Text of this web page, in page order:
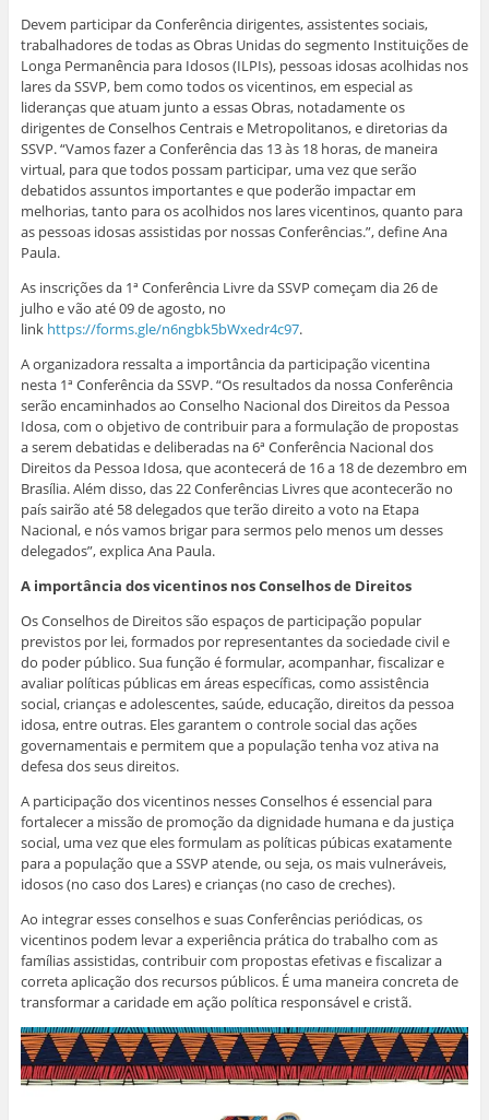
Devem participar da Conferência dirigentes, assistentes sociais,
trabalhadores de todas as Obras Unidas do segmento Instituições de
Longa Permanência para Idosos (ILPIs), pessoas idosas acolhidas nos
lares da SSVP, bem como todos os vicentinos, em especial as
lideranças que atuam junto a essas Obras, notadamente os
dirigentes de Conselhos Centrais e Metropolitanos, e diretorias da
SSVP. “Vamos fazer a Conferência das 13 às 18 horas, de maneira
virtual, para que todos possam participar, uma vez que serão
debatidos assuntos importantes e que poderão impactar em
melhorias, tanto para os acolhidos nos lares vicentinos, quanto para
as pessoas idosas assistidas por nossas Conferências.”, define Ana
Paula.
As inscrições da 1ª Conferência Livre da SSVP começam dia 26 de
julho e vão até 09 de agosto, no
link https://forms.gle/n6ngbk5bWxedr4c97.
A organizadora ressalta a importância da participação vicentina
nesta 1ª Conferência da SSVP. “Os resultados da nossa Conferência
serão encaminhados ao Conselho Nacional dos Direitos da Pessoa
Idosa, com o objetivo de contribuir para a formulação de propostas
a serem debatidas e deliberadas na 6ª Conferência Nacional dos
Direitos da Pessoa Idosa, que acontecerá de 16 a 18 de dezembro em
Brasília. Além disso, das 22 Conferências Livres que acontecerão no
país sairão até 58 delegados que terão direito a voto na Etapa
Nacional, e nós vamos brigar para sermos pelo menos um desses
delegados”, explica Ana Paula.
A importância dos vicentinos nos Conselhos de Direitos
Os Conselhos de Direitos são espaços de participação popular
previstos por lei, formados por representantes da sociedade civil e
do poder público. Sua função é formular, acompanhar, fiscalizar e
avaliar políticas públicas em áreas específicas, como assistência
social, crianças e adolescentes, saúde, educação, direitos da pessoa
idosa, entre outras. Eles garantem o controle social das ações
governamentais e permitem que a população tenha voz ativa na
defesa dos seus direitos.
A participação dos vicentinos nesses Conselhos é essencial para
fortalecer a missão de promoção da dignidade humana e da justiça
social, uma vez que eles formulam as políticas púbicas exatamente
para a população que a SSVP atende, ou seja, os mais vulneráveis,
idosos (no caso dos Lares) e crianças (no caso de creches).
Ao integrar esses conselhos e suas Conferências periódicas, os
vicentinos podem levar a experiência prática do trabalho com as
famílias assistidas, contribuir com propostas efetivas e fiscalizar a
correta aplicação dos recursos públicos. É uma maneira concreta de
transformar a caridade em ação política responsável e cristã.